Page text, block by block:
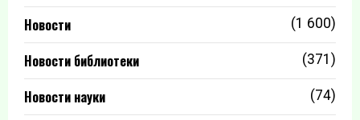
Новости (1 600)
Новости библиотеки (371)
Новости науки (74)